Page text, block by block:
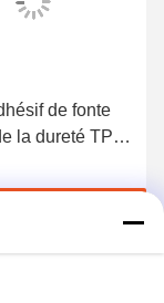
de fonte
la dureté TPU
sans couture